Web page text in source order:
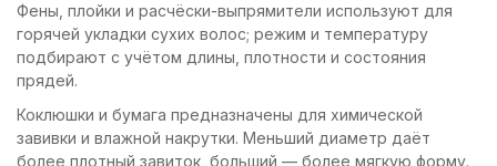
Фены, плойки и расчёски-выпрямители используют для
горячей укладки сухих волос; режим и температуру
подбирают с учётом длины, плотности и состояния
прядей.
Коклюшки и бумага предназначены для химической
завивки и влажной накрутки. Меньший диаметр даёт
более плотный завиток, больший — более мягкую форму.